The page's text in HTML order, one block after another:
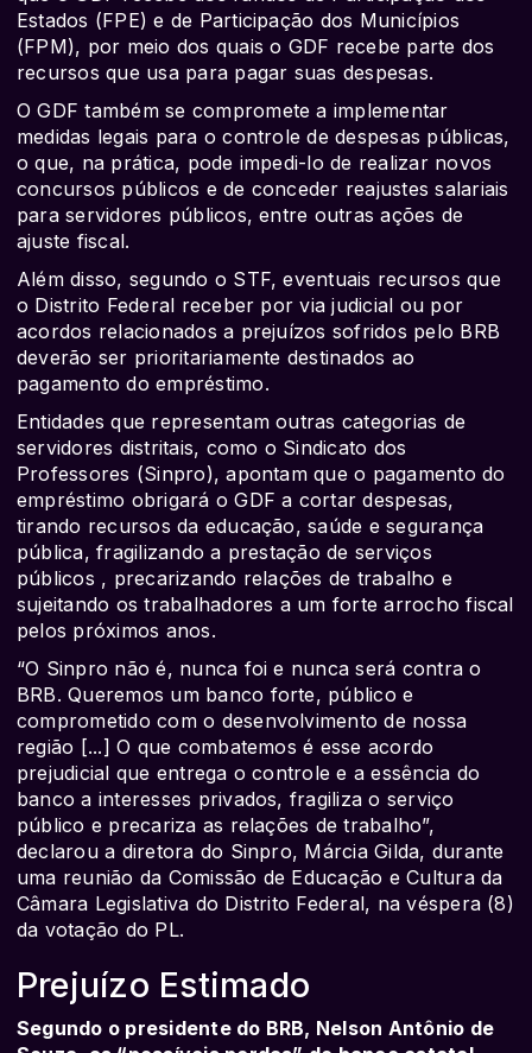
Estados (FPE) e de Participação dos Municípios
(FPM), por meio dos quais o GDF recebe parte dos
recursos que usa para pagar suas despesas.
O GDF também se compromete a implementar
medidas legais para o controle de despesas públicas,
o que, na prática, pode impedi-lo de realizar novos
concursos públicos e de conceder reajustes salariais
para servidores públicos, entre outras ações de
ajuste fiscal.
Além disso, segundo o STF, eventuais recursos que
o Distrito Federal receber por via judicial ou por
acordos relacionados a prejuízos sofridos pelo BRB
deverão ser prioritariamente destinados ao
pagamento do empréstimo.
Entidades que representam outras categorias de
servidores distritais, como o Sindicato dos
Professores (Sinpro), apontam que o pagamento do
empréstimo obrigará o GDF a cortar despesas,
tirando recursos da educação, saúde e segurança
pública, fragilizando a prestação de serviços
públicos , precarizando relações de trabalho e
sujeitando os trabalhadores a um forte arrocho fiscal
pelos próximos anos.
“O Sinpro não é, nunca foi e nunca será contra o
BRB. Queremos um banco forte, público e
comprometido com o desenvolvimento de nossa
região [...] O que combatemos é esse acordo
prejudicial que entrega o controle e a essência do
banco a interesses privados, fragiliza o serviço
público e precariza as relações de trabalho”,
declarou a diretora do Sinpro, Márcia Gilda, durante
uma reunião da Comissão de Educação e Cultura da
Câmara Legislativa do Distrito Federal, na véspera (8)
da votação do PL.
Prejuízo Estimado
Segundo o presidente do BRB, Nelson Antônio de